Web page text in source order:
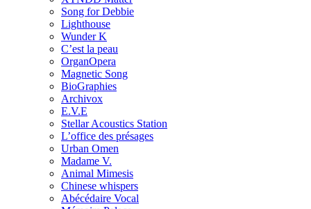
Song for Debbie
Lighthouse
Wunder K
C’est la peau
OrganOpera
Magnetic Song
BioGraphies
Archivox
E.V.E
Stellar Acoustics Station
L’office des présages
Urban Omen
Madame V.
Animal Mimesis
Chinese whispers
Abécédaire Vocal